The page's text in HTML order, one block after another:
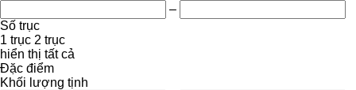
–
Số trục
1 trục 2 trục
hiển thị tất cả
Đặc điểm
Khối lượng tịnh